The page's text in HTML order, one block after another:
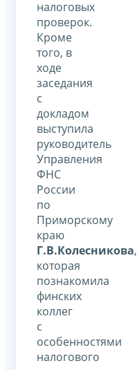
налоговых
проверок.
Кроме
того, в
ходе
заседания
с
докладом
выступила
руководитель
Управления
ФНС
России
по
Приморскому
краю
Г.В.Колесникова,
которая
познакомила
финских
коллег
с
особенностями
налогового